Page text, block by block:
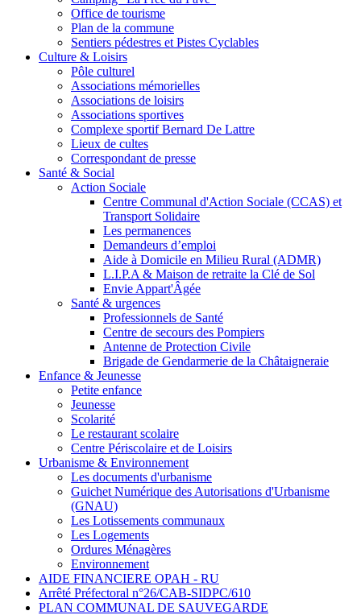
Office de tourisme
Plan de la commune
Sentiers pédestres et Pistes Cyclables
Culture & Loisirs
Pôle culturel
Associations mémorielles
Associations de loisirs
Associations sportives
Complexe sportif Bernard De Lattre
Lieux de cultes
Correspondant de presse
Santé & Social
Action Sociale
Centre Communal d'Action Sociale (CCAS) et
Transport Solidaire
Les permanences
Demandeurs d’emploi
Aide à Domicile en Milieu Rural (ADMR)
L.I.P.A & Maison de retraite la Clé de Sol
Envie Appart'Âgée
Santé & urgences
Professionnels de Santé
Centre de secours des Pompiers
Antenne de Protection Civile
Brigade de Gendarmerie de la Châtaigneraie
Enfance & Jeunesse
Petite enfance
Jeunesse
Scolarité
Le restaurant scolaire
Centre Périscolaire et de Loisirs
Urbanisme & Environnement
Les documents d'urbanisme
Guichet Numérique des Autorisations d'Urbanisme
(GNAU)
Les Lotissements communaux
Les Logements
Ordures Ménagères
Environnement
AIDE FINANCIERE OPAH - RU
Arrêté Préfectoral n°26/CAB-SIDPC/610
PLAN COMMUNAL DE SAUVEGARDE